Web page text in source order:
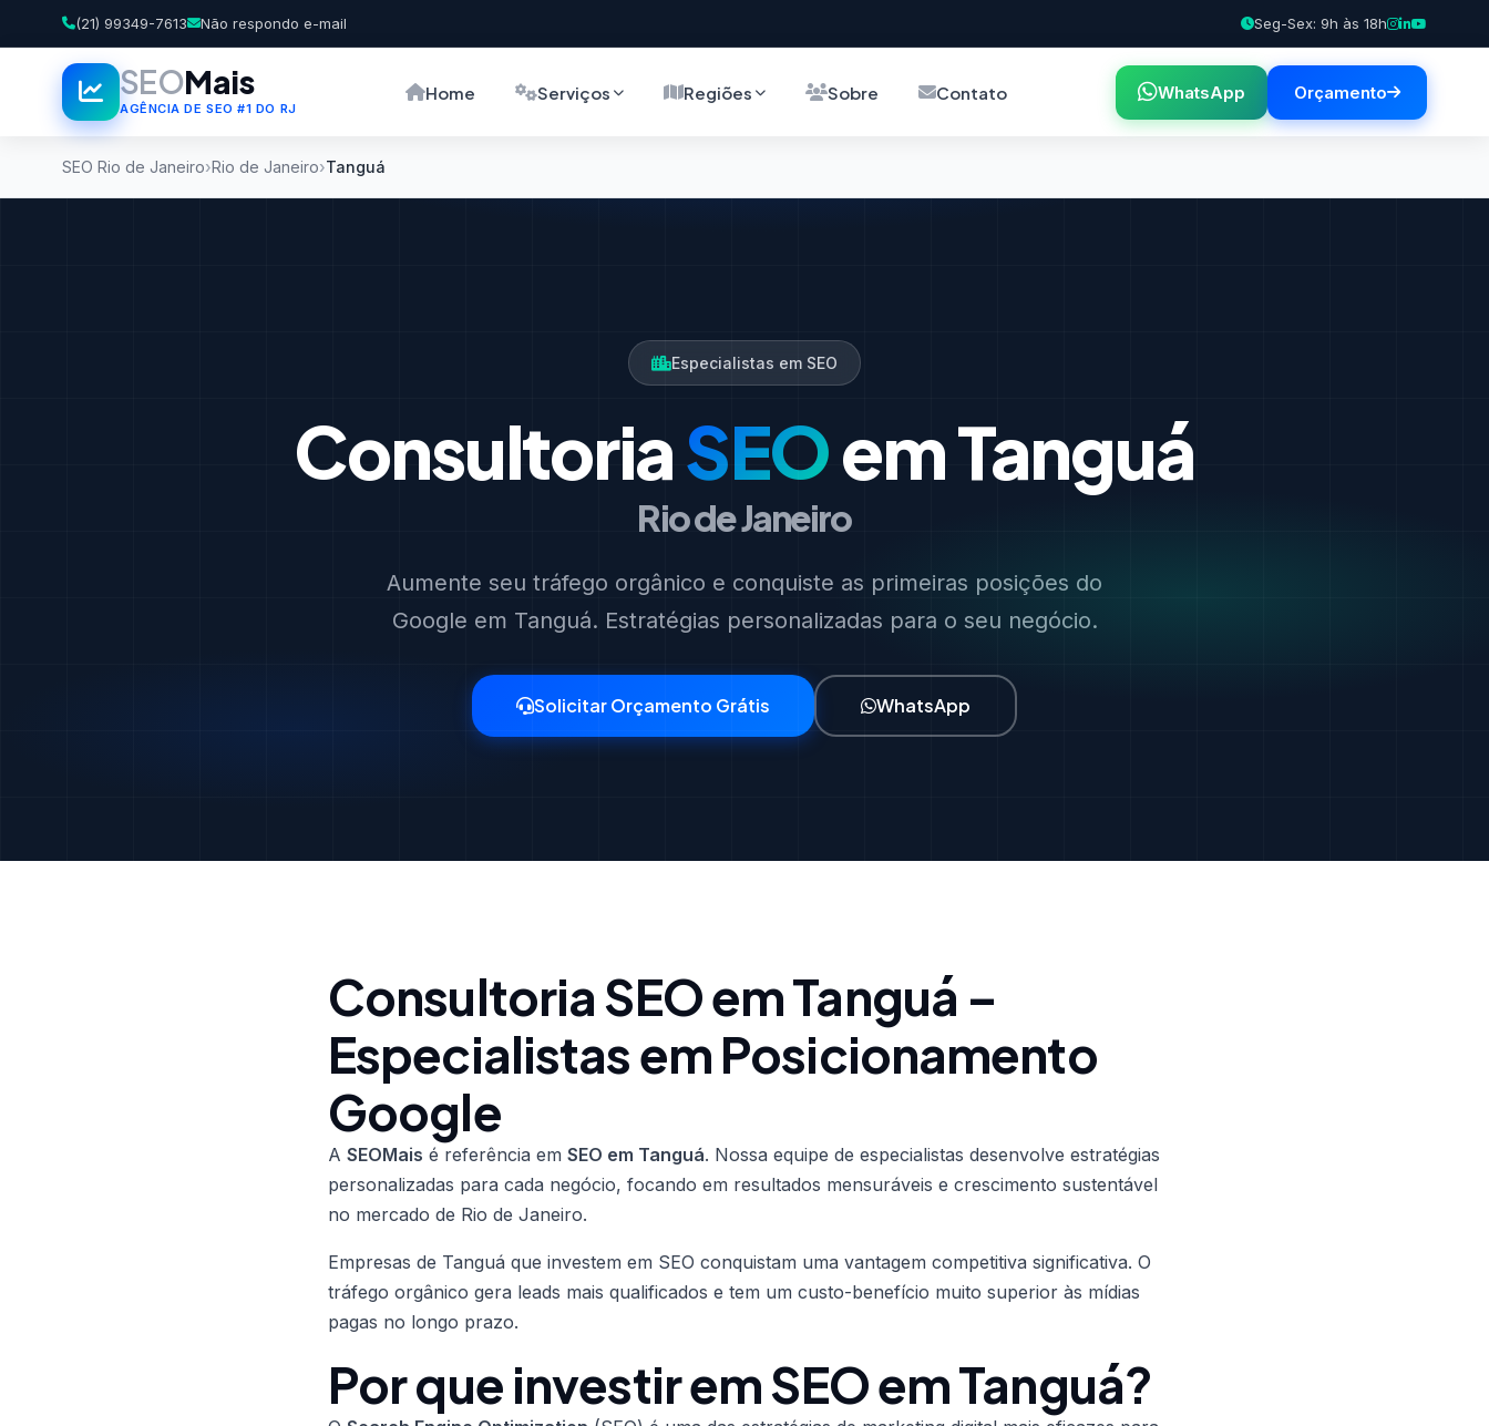
(21) 99349-7613 Não respondo e-mail Seg-Sex: 9h às 18h
SEOMais
AGÊNCIA DE SEO #1 DO RJ
Home Serviços Regiões Sobre Contato WhatsApp Orçamento
SEO Rio de Janeiro Rio de Janeiro Tanguá
Especialistas em SEO
ConsultoriaSEOem Tanguá
Rio de Janeiro
Aumente seu tráfego orgânico e conquiste as primeiras posições do
Google em Tanguá. Estratégias personalizadas para o seu negócio.
Solicitar Orçamento Grátis WhatsApp
Consultoria SEO em Tanguá –
Especialistas em Posicionamento
Google
A SEOMais é referência em SEO em Tanguá. Nossa equipe de especialistas desenvolve estratégias
personalizadas para cada negócio, focando em resultados mensuráveis e crescimento sustentável
no mercado de Rio de Janeiro.
Empresas de Tanguá que investem em SEO conquistam uma vantagem competitiva significativa. O
tráfego orgânico gera leads mais qualificados e tem um custo-benefício muito superior às mídias
pagas no longo prazo.
Por que investir em SEO em Tanguá?